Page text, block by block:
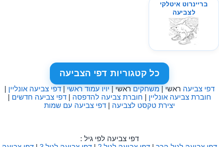
בריינרוט איטלקי
לצביעה
כל קטגוריות דפי הצביעה
דפי צביעה ראשי |משחקיםראשי |יויו עמוד ראשי|דפי צביעה אונליין |
חוברת צביעה אונליין | חוברת צביעה להדפסה | דפי צביעה חדשים |
יצירת טקסט לצביעה | דפי צביעה עם שמות
דפי צביעה לפי גיל :